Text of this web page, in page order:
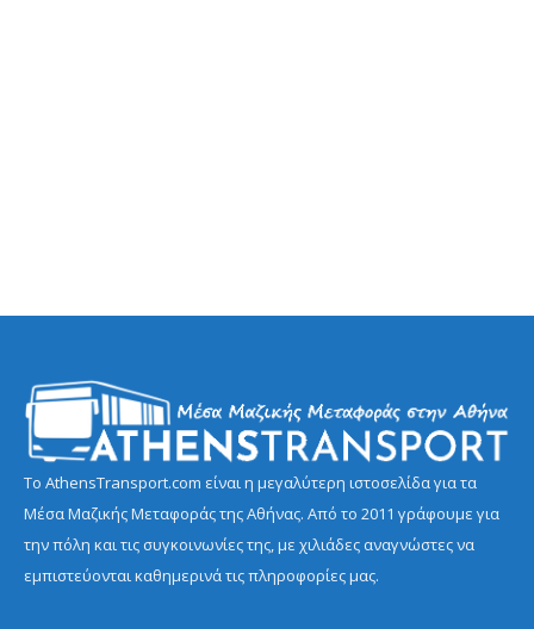
Το AthensTransport.com είναι η μεγαλύτερη ιστοσελίδα για τα
Μέσα Μαζικής Μεταφοράς της Αθήνας. Από το 2011 γράφουμε για
την πόλη και τις συγκοινωνίες της, με χιλιάδες αναγνώστες να
εμπιστεύονται καθημερινά τις πληροφορίες μας.